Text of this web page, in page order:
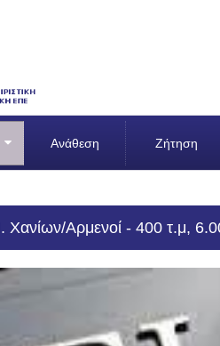
Ανάθεση Ζήτηση
Χανίων/Αρμενοί - 400 τ.μ,